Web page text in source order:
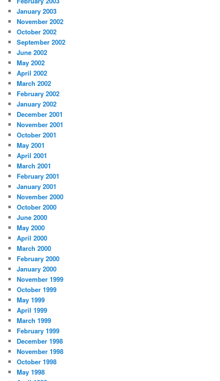
January 2003
November 2002
October 2002
September 2002
June 2002
May 2002
April 2002
March 2002
February 2002
January 2002
December 2001
November 2001
October 2001
May 2001
April 2001
March 2001
February 2001
January 2001
November 2000
October 2000
June 2000
May 2000
April 2000
March 2000
February 2000
January 2000
November 1999
October 1999
May 1999
April 1999
March 1999
February 1999
December 1998
November 1998
October 1998
May 1998